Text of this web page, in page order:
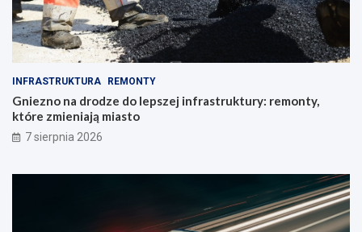
INFRASTRUKTURA REMONTY
Gniezno na drodze do lepszej infrastruktury: remonty,
które zmieniają miasto
7 sierpnia 2026